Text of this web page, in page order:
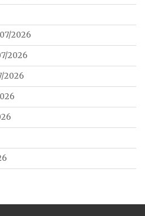
2026
2026
2026